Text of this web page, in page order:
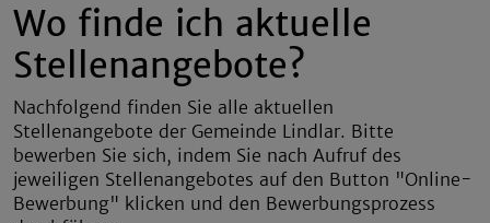
Wo finde ich aktuelle
Stellenangebote?
Nachfolgend finden Sie alle aktuellen
Stellenangebote der Gemeinde Lindlar. Bitte
bewerben Sie sich, indem Sie nach Aufruf des
jeweiligen Stellenangebotes auf den Button "Online-
Bewerbung" klicken und den Bewerbungsprozess